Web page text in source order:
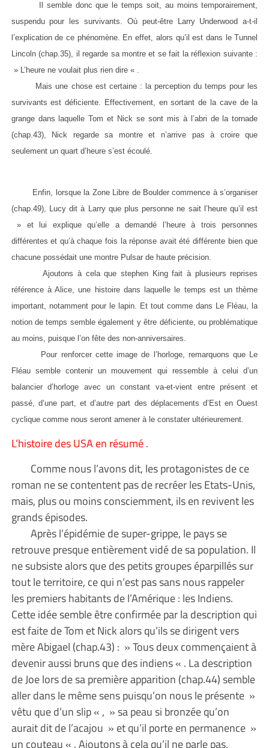
Il semble donc que le temps soit, au moins temporairement,
suspendu pour les survivants. Où peut-être Larry Underwood a-t-il
l’explication de ce phénomène. En effet, alors qu’il est dans le Tunnel
Lincoln (chap.35), il regarde sa montre et se fait la réflexion suivante :
» L’heure ne voulait plus rien dire « .
Mais une chose est certaine : la perception du temps pour les
survivants est déficiente. Effectivement, en sortant de la cave de la
grange dans laquelle Tom et Nick se sont mis à l’abri de la tornade
(chap.43), Nick regarde sa montre et n’arrive pas à croire que
seulement un quart d’heure s’est écoulé.
Enfin, lorsque la Zone Libre de Boulder commence à s’organiser
(chap.49), Lucy dit à Larry que plus personne ne sait l’heure qu’il est
» et lui explique qu’elle a demandé l’heure à trois personnes
différentes et qu’à chaque fois la réponse avait été différente bien que
chacune possédait une montre Pulsar de haute précision.
Ajoutons à cela que stephen King fait à plusieurs reprises
référence à Alice, une histoire dans laquelle le temps est un thème
important, notamment pour le lapin. Et tout comme dans Le Fléau, la
notion de temps semble également y être déficiente, ou problématique
au moins, puisque l’on fête des non-anniversaires.
Pour renforcer cette image de l’horloge, remarquons que Le
Fléau semble contenir un mouvement qui ressemble à celui d’un
balancier d’horloge avec un constant va-et-vient entre présent et
passé, d’une part, et d’autre part des déplacements d’Est en Ouest
cyclique comme nous seront amener à le constater ultérieurement.
L’histoire des USA en résumé .
Comme nous l’avons dit, les protagonistes de ce
roman ne se contentent pas de recréer les Etats-Unis,
mais, plus ou moins consciemment, ils en revivent les
grands épisodes.
Après l’épidémie de super-grippe, le pays se
retrouve presque entièrement vidé de sa population. Il
ne subsiste alors que des petits groupes éparpillés sur
tout le territoire, ce qui n’est pas sans nous rappeler
les premiers habitants de l’Amérique : les Indiens.
Cette idée semble être confirmée par la description qui
est faite de Tom et Nick alors qu’ils se dirigent vers
mère Abigael (chap.43) : » Tous deux commençaient à
devenir aussi bruns que des indiens « . La description
de Joe lors de sa première apparition (chap.44) semble
aller dans le même sens puisqu’on nous le présente »
vêtu que d’un slip « , » sa peau si bronzée qu’on
aurait dit de l’acajou » et qu’il porte en permanence »
un couteau « . Ajoutons à cela qu’il ne parle pas,